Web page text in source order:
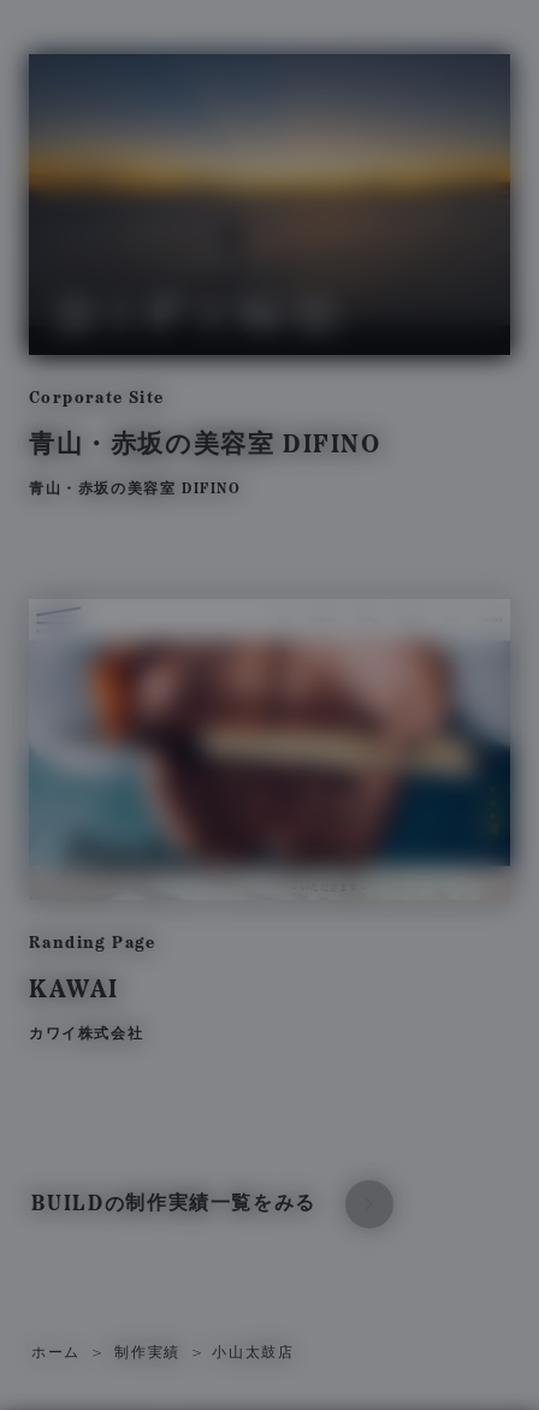
Corporate Site
青山・赤坂の美容室 DIFINO
青山・赤坂の美容室 DIFINO
Randing Page
KAWAI
カワイ株式会社
BUILDの制作実績一覧をみる
ホーム 制作実績 小山太鼓店